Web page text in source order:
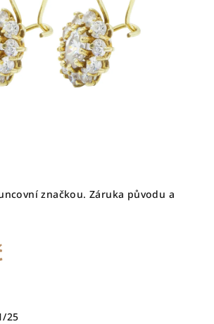
značkou. Záruka původu a
25